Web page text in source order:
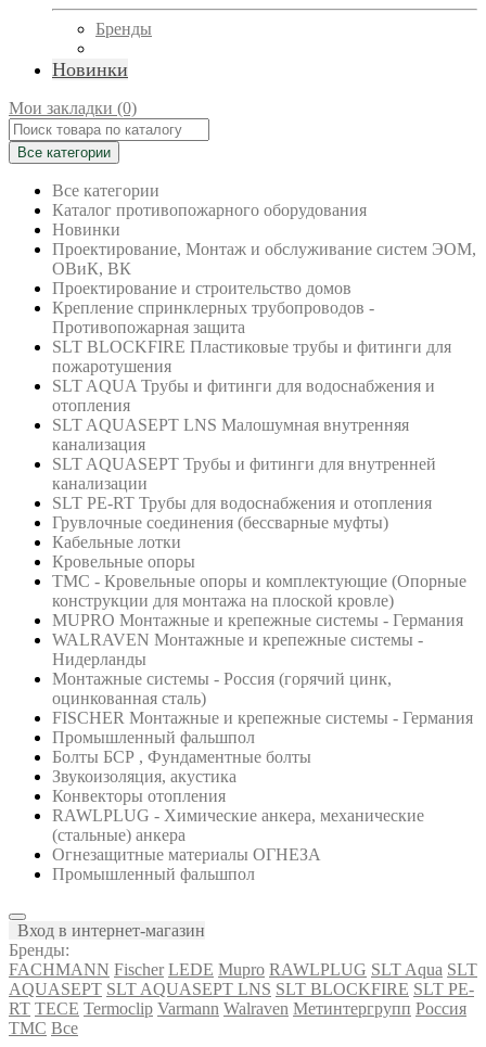
Бренды
Новинки
Мои закладки (0)
Все категории
Все категории
Каталог противопожарного оборудования
Новинки
Проектирование, Монтаж и обслуживание систем ЭОМ,
ОВиК, ВК
Проектирование и строительство домов
Крепление спринклерных трубопроводов -
Противопожарная защита
SLT BLOCKFIRE Пластиковые трубы и фитинги для
пожаротушения
SLT AQUA Трубы и фитинги для водоснабжения и
отопления
SLT AQUASEPT LNS Малошумная внутренняя
канализация
SLT AQUASEPT Трубы и фитинги для внутренней
канализации
SLT PE-RT Трубы для водоснабжения и отопления
Грувлочные соединения (бессварные муфты)
Кабельные лотки
Кровельные опоры
ТМС - Кровельные опоры и комплектующие (Опорные
конструкции для монтажа на плоской кровле)
MUPRO Монтажные и крепежные системы - Германия
WALRAVEN Монтажные и крепежные системы -
Нидерланды
Монтажные системы - Россия (горячий цинк,
оцинкованная сталь)
FISCHER Монтажные и крепежные системы - Германия
Промышленный фальшпол
Болты БСР , Фундаментные болты
Звукоизоляция, акустика
Конвекторы отопления
RAWLPLUG - Химические анкера, механические
(стальные) анкера
Огнезащитные материалы ОГНЕЗА
Промышленный фальшпол
Вход в интернет-магазин
Бренды:
FACHMANN Fischer LEDE Mupro RAWLPLUG SLT Aqua SLT
AQUASEPT SLT AQUASEPT LNS SLT BLOCKFIRE SLT PE-
RT TECE Termoclip Varmann Walraven Метинтергрупп Россия
ТМС Все